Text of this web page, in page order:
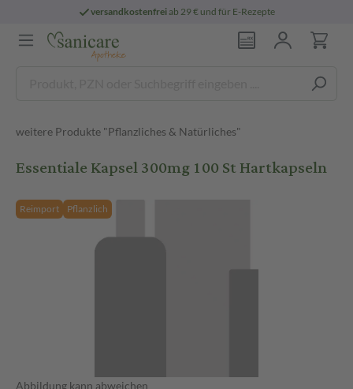
versandkostenfreiab 29 € und für E-Rezepte
weitere Produkte "Pflanzliches & Natürliches"
Essentiale Kapsel 300mg 100 St Hartkapseln
Reimport Pflanzlich
Abbildung kann abweichen